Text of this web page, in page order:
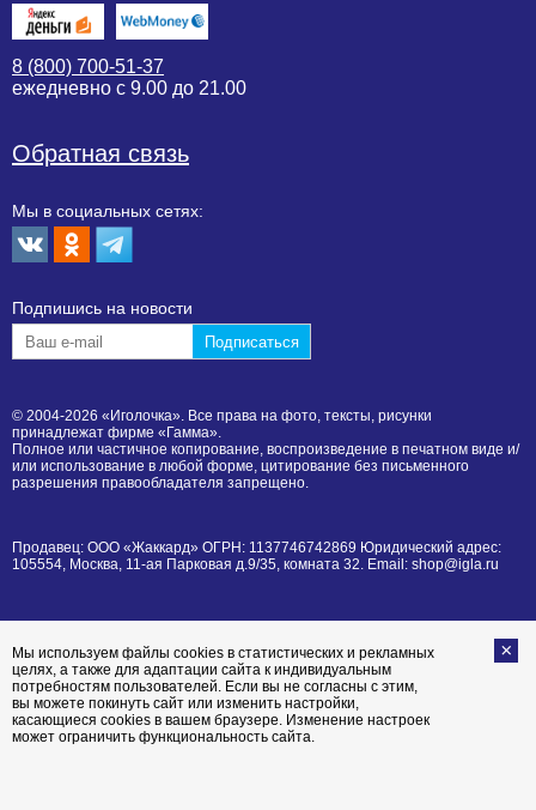
8 (800) 700-51-37
ежедневно с 9.00 до 21.00
Обратная связь
Мы в социальных сетях:
Подпишиcь на новости
© 2004-2026 «Иголочка». Все права на фото, тексты, рисунки
принадлежат фирме «Гамма».
Полное или частичное копирование, воспроизведение в печатном виде и/
или использование в любой форме, цитирование без письменного
разрешения правообладателя запрещено.
Продавец: ООО «Жаккард» ОГРН: 1137746742869 Юридический адрес:
105554, Москва, 11-ая Парковая д.9/35, комната 32. Email: shop@igla.ru
Мы используем файлы cookies в статистических и рекламных
целях, а также для адаптации сайта к индивидуальным
потребностям пользователей. Если вы не согласны с этим,
вы можете покинуть сайт или изменить настройки,
касающиеся cookies в вашем браузере. Изменение настроек
может ограничить функциональность сайта.